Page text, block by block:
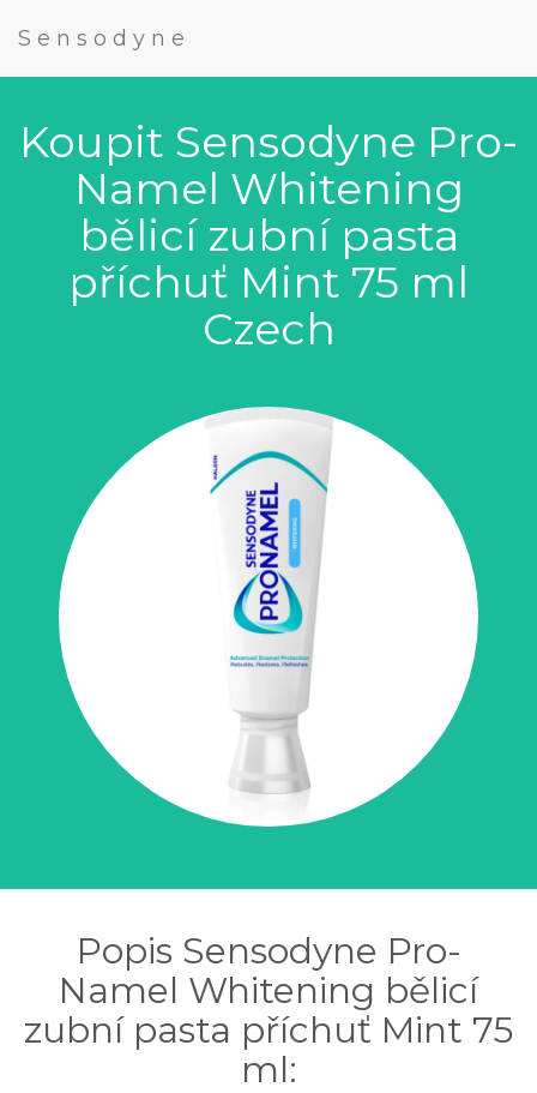
Sensodyne
Koupit Sensodyne Pro-
Namel Whitening
bělicí zubní pasta
příchuť Mint 75 ml
Czech
Popis Sensodyne Pro-
Namel Whitening bělicí
zubní pasta příchuť Mint 75
ml: